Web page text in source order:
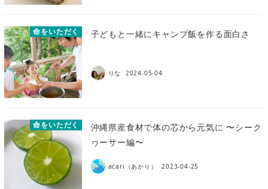
命をいただく 子どもと一緒にキャンプ飯を作る面白さ
りな 2024-05-04
命をいただく
沖縄県産食材で体の芯から元気に 〜シーク
ヮーサー編〜
acari（あかり） 2023-04-25